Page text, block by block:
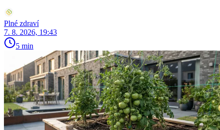
Plné zdraví
7. 8. 2026, 19:43
5 min